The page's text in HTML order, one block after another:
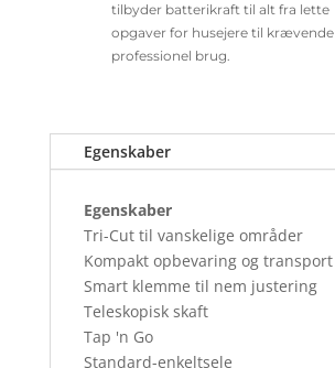
tilbyder batterikraft til alt fra lette
opgaver for husejere til krævende
professionel brug.
Egenskaber
Egenskaber
Tri-Cut til vanskelige områder
Kompakt opbevaring og transport
Smart klemme til nem justering
Teleskopisk skaft
Tap 'n Go
Standard-enkeltsele